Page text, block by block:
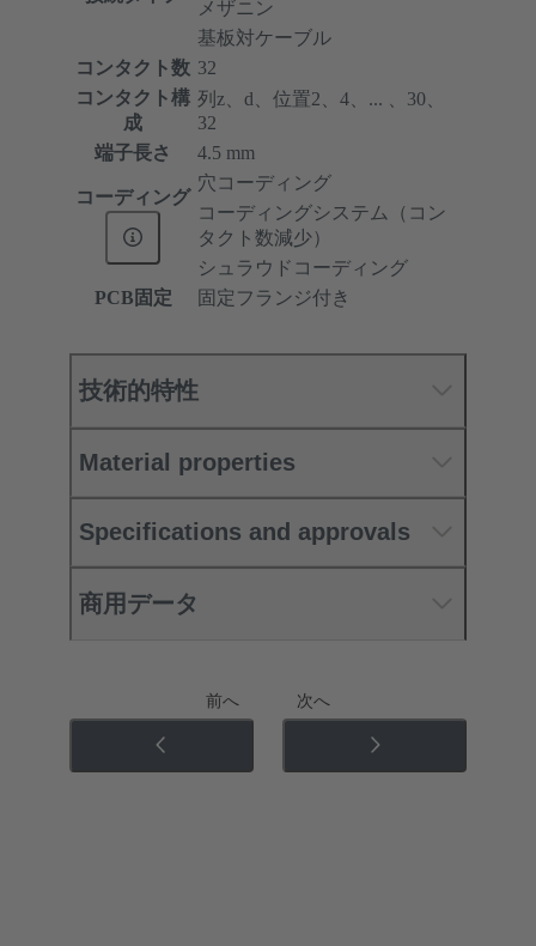
メザニン
基板対ケーブル
コンタクト数 32
コンタクト構
成
列z、d、位置2、4、... 、30、
32
端子長さ
4.5 mm
コーディング
穴コーディング
コーディングシステム（コン
タクト数減少）
シュラウドコーディング
PCB固定
固定フランジ付き
技術的特性
Material properties
Specifications and approvals
商用データ
前へ 次へ